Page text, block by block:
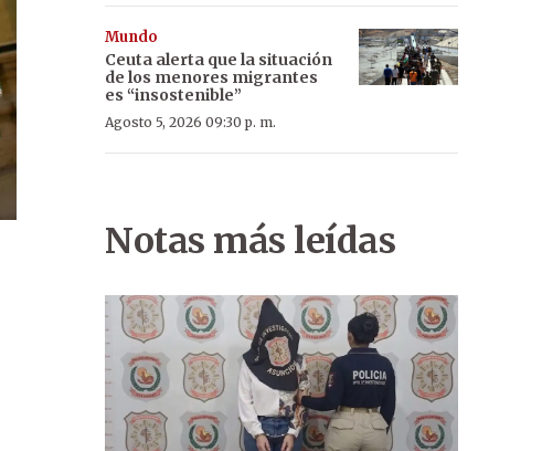
Mundo
Ceuta alerta que la situación
de los menores migrantes
es “insostenible”
Agosto 5, 2026 09:30 p. m.
Notas más leídas